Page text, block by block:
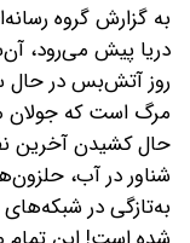
به گزارش گروه
دریا پیش می‌رود،
روز آتش‌بس در حال
مرگ است که جولان
حال کشیدن آخرین
شناور در آب،
به‌تازگی در شبکه‌های